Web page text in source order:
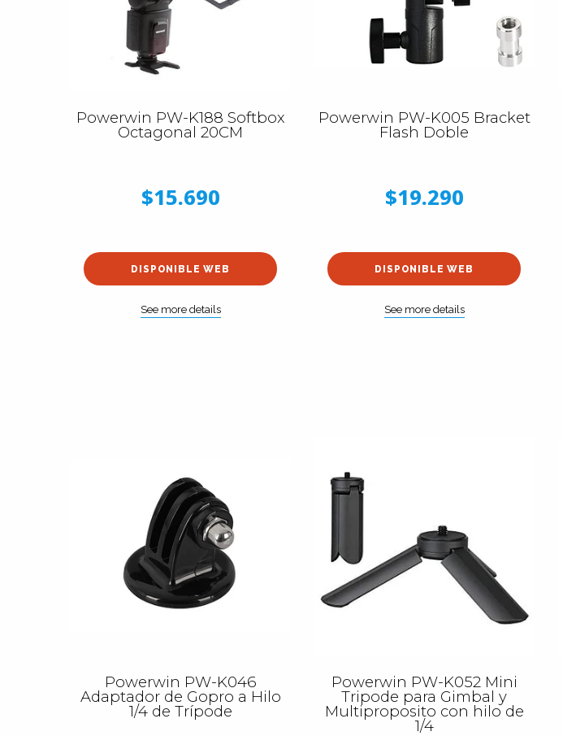
Powerwin PW-K188 Softbox
Octagonal 20CM
$15.690
DISPONIBLE WEB
See more details
Powerwin PW-K005 Bracket
Flash Doble
$19.290
DISPONIBLE WEB
See more details
Powerwin PW-K046
Adaptador de Gopro a Hilo
1/4 de Trípode
Powerwin PW-K052 Mini
Tripode para Gimbal y
Multiproposito con hilo de
1/4